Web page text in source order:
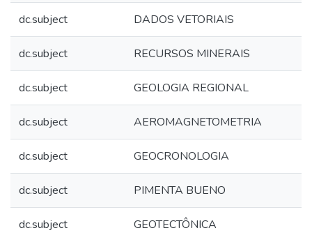
dc.subject DADOS VETORIAIS
dc.subject RECURSOS MINERAIS
dc.subject GEOLOGIA REGIONAL
dc.subject AEROMAGNETOMETRIA
dc.subject GEOCRONOLOGIA
dc.subject PIMENTA BUENO
dc.subject GEOTECTÔNICA